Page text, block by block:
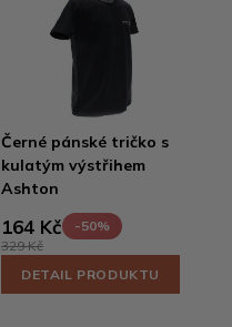
Černé pánské tričko s
kulatým výstřihem
Ashton
164 Kč
-50%
329 Kč
DETAIL PRODUKTU